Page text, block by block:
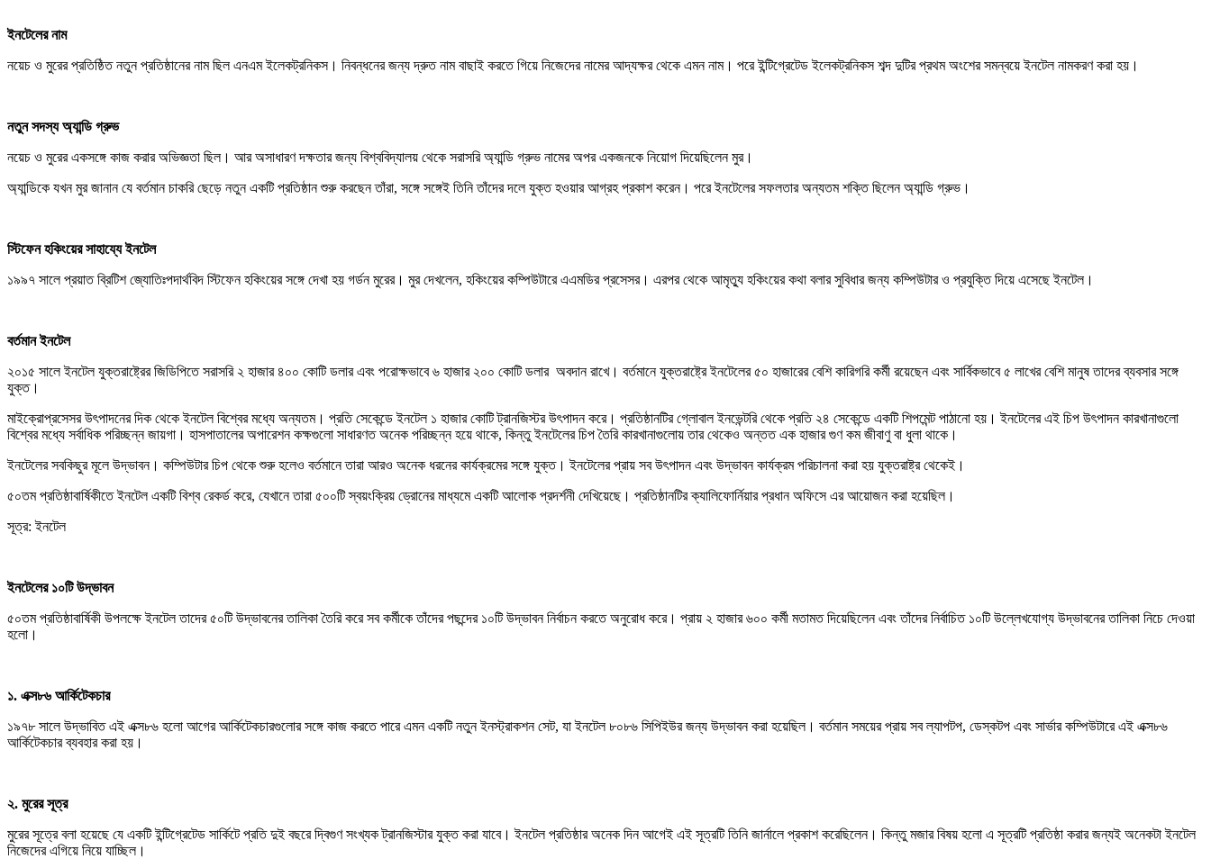
ইনটেলের নাম
নয়েচ ও মুরের প্রতিষ্ঠিত নতুন প্রতিষ্ঠানের নাম ছিল এনএম ইলেকট্রনিকস। নিবন্ধনের জন্য দ্রুত নাম বাছাই করতে গিয়ে নিজেদের নামের আদ্যক্ষর থেকে এমন নাম। পরে ইন্টিগ্রেটেড ইলেকট্রনিকস শব্দ দুটির প্রথম অংশের সমন্বয়ে ইনটেল নামকরণ করা হয়।
নতুন সদস্য অ্যান্ডি গ্রুভ
নয়েচ ও মুরের একসঙ্গে কাজ করার অভিজ্ঞতা ছিল। আর অসাধারণ দক্ষতার জন্য বিশ্ববিদ্যালয় থেকে সরাসরি অ্যান্ডি গ্রুভ নামের অপর একজনকে নিয়োগ দিয়েছিলেন মুর।
অ্যান্ডিকে যখন মুর জানান যে বর্তমান চাকরি ছেড়ে নতুন একটি প্রতিষ্ঠান শুরু করছেন তাঁরা, সঙ্গে সঙ্গেই তিনি তাঁদের দলে যুক্ত হওয়ার আগ্রহ প্রকাশ করেন। পরে ইনটেলের সফলতার অন্যতম শক্তি ছিলেন অ্যান্ডি গ্রুভ।
স্টিফেন হকিংয়ের সাহায্যে ইনটেল
১৯৯৭ সালে প্রয়াত ব্রিটিশ জ্যোতিঃপদার্থবিদ স্টিফেন হকিংয়ের সঙ্গে দেখা হয় গর্ডন মুরের। মুর দেখলেন, হকিংয়ের কম্পিউটারে এএমডির প্রসেসর। এরপর থেকে আমৃত্যু হকিংয়ের কথা বলার সুবিধার জন্য কম্পিউটার ও প্রযুক্তি দিয়ে এসেছে ইনটেল।
বর্তমান ইনটেল
২০১৫ সালে ইনটেল যুক্তরাষ্ট্রের জিডিপিতে সরাসরি ২ হাজার ৪০০ কোটি ডলার এবং পরোক্ষভাবে ৬ হাজার ২০০ কোটি ডলার অবদান রাখে। বর্তমানে যুক্তরাষ্ট্রে ইনটেলের ৫০ হাজারের বেশি কারিগরি কর্মী রয়েছেন এবং সার্বিকভাবে ৫ লাখের বেশি মানুষ তাদের ব্যবসার সঙ্গে
যুক্ত।
মাইক্রোপ্রসেসর উৎপাদনের দিক থেকে ইনটেল বিশ্বের মধ্যে অন্যতম। প্রতি সেকেন্ডে ইনটেল ১ হাজার কোটি ট্রানজিস্টর উৎপাদন করে। প্রতিষ্ঠানটির গ্লোবাল ইনভেন্টরি থেকে প্রতি ২৪ সেকেন্ডে একটি শিপমেন্ট পাঠানো হয়। ইনটেলের এই চিপ উৎপাদন কারখানাগুলো
বিশ্বের মধ্যে সর্বাধিক পরিচ্ছন্ন জায়গা। হাসপাতালের অপারেশন কক্ষগুলো সাধারণত অনেক পরিচ্ছন্ন হয়ে থাকে, কিন্তু ইনটেলের চিপ তৈরি কারখানাগুলোয় তার থেকেও অন্তত এক হাজার গুণ কম জীবাণু বা ধুলা থাকে।
ইনটেলের সবকিছুর মূলে উদ্ভাবন। কম্পিউটার চিপ থেকে শুরু হলেও বর্তমানে তারা আরও অনেক ধরনের কার্যক্রমের সঙ্গে যুক্ত। ইনটেলের প্রায় সব উৎপাদন এবং উদ্ভাবন কার্যক্রম পরিচালনা করা হয় যুক্তরাষ্ট্র থেকেই।
৫০তম প্রতিষ্ঠাবার্ষিকীতে ইনটেল একটি বিশ্ব রেকর্ড করে, যেখানে তারা ৫০০টি স্বয়ংক্রিয় ড্রোনের মাধ্যমে একটি আলোক প্রদর্শনী দেখিয়েছে। প্রতিষ্ঠানটির ক্যালিফোর্নিয়ার প্রধান অফিসে এর আয়োজন করা হয়েছিল।
সূত্র: ইনটেল
ইনটেলের ১০টি উদ্ভাবন
৫০তম প্রতিষ্ঠাবার্ষিকী উপলক্ষে ইনটেল তাদের ৫০টি উদ্ভাবনের তালিকা তৈরি করে সব কর্মীকে তাঁদের পছন্দের ১০টি উদ্ভাবন নির্বাচন করতে অনুরোধ করে। প্রায় ২ হাজার ৬০০ কর্মী মতামত দিয়েছিলেন এবং তাঁদের নির্বাচিত ১০টি উল্লেখযোগ্য উদ্ভাবনের তালিকা নিচে দেওয়া
হলো।
১. এক্স৮৬ আর্কিটেকচার
১৯৭৮ সালে উদ্ভাবিত এই এক্স৮৬ হলো আগের আর্কিটেকচারগুলোর সঙ্গে কাজ করতে পারে এমন একটি নতুন ইনস্ট্রাকশন সেট, যা ইনটেল ৮০৮৬ সিপিইউর জন্য উদ্ভাবন করা হয়েছিল। বর্তমান সময়ের প্রায় সব ল্যাপটপ, ডেস্কটপ এবং সার্ভার কম্পিউটারে এই এক্স৮৬
আর্কিটেকচার ব্যবহার করা হয়।
২. মুরের সূত্র
মুরের সূত্রে বলা হয়েছে যে একটি ইন্টিগ্রেটেড সার্কিটে প্রতি দুই বছরে দ্বিগুণ সংখ্যক ট্রানজিস্টার যুক্ত করা যাবে। ইনটেল প্রতিষ্ঠার অনেক দিন আগেই এই সূত্রটি তিনি জার্নালে প্রকাশ করেছিলেন। কিন্তু মজার বিষয় হলো এ সূত্রটি প্রতিষ্ঠা করার জন্যই অনেকটা ইনটেল
নিজেদের এগিয়ে নিয়ে যাচ্ছিল।